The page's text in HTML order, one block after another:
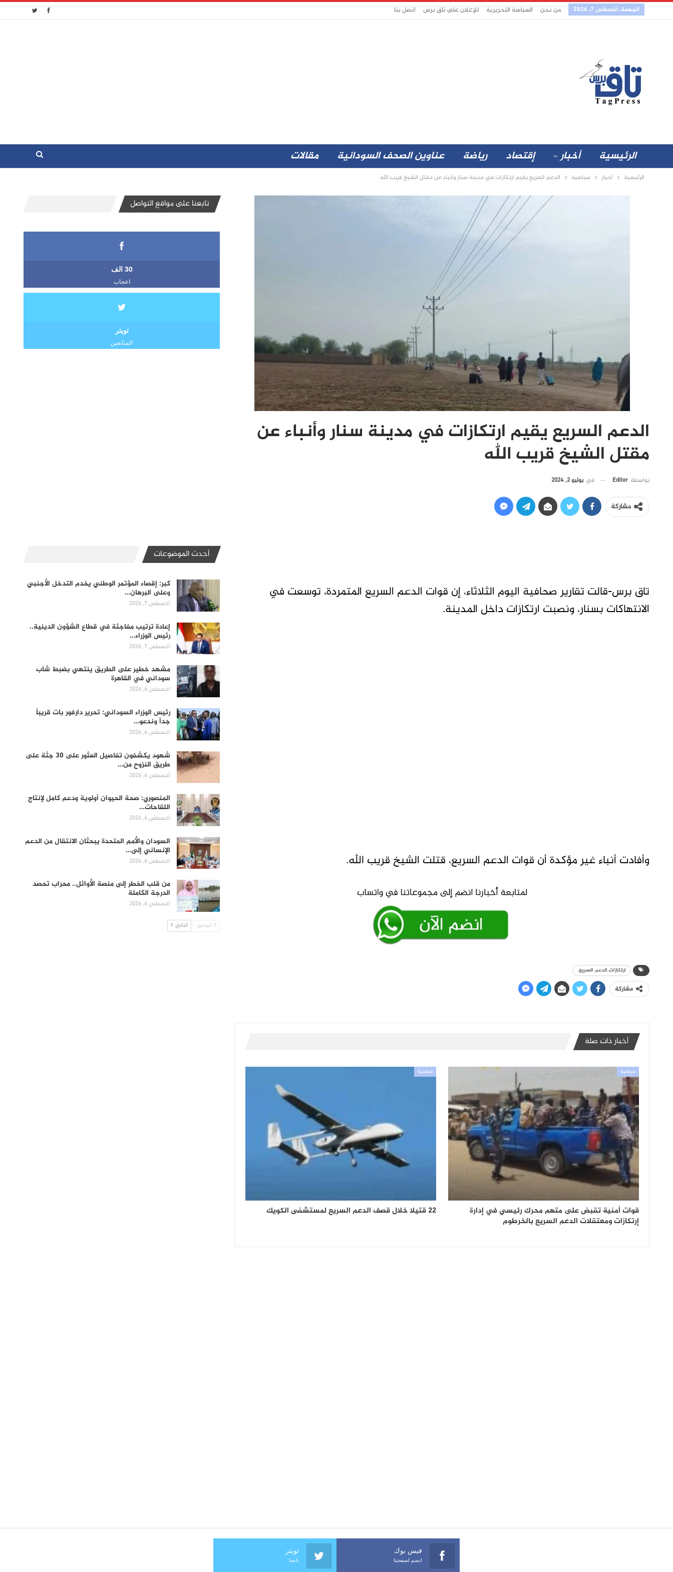
الجمعة, أغسطس 7, 2026 من نحن السياسة التحريرية للإعلان على تاق برس اتصل بنا
الرئيسية أخبار إقتصاد رياضة عناوين الصحف السودانية مقالات
الرئيسية أخبار سياسية الدعم السريع يقيم ارتكازات في مدينة سنار وأنباء عن مقتل الشيخ قريب الله
الدعم السريع يقيم ارتكازات في مدينة سنار وأنباء عن
مقتل الشيخ قريب الله
بواسطة Editor في يوليو 2, 2024
مشاركة
تاق برس-قالت تقارير صحافية اليوم الثلاثاء، إن قوات الدعم السريع المتمردة، توسعت في
الانتهاكات بسنار، ونصبت ارتكازات داخل المدينة.
وأفادت أنباء غير مؤكدة أن قوات الدعم السريع، قتلت الشيخ قريب الله.
ارتكازات.الدعم السريع.
مشاركة
أخبار ذات صلة
سياسية
قوات أمنية تقبض على متهم محرك رئيسي في إدارة
إرتكازات ومعتقلات الدعم السريع بالخرطوم
سياسية
22 قتيلا خلال قصف الدعم السريع لمستشفى الكويك
تابعنا على مواقع التواصل
30 الف
اعجاب
تويتر
المتابعين
أحدث الموضوعات
كبر: إقصاء المؤتمر الوطني يخدم التدخل الأجنبي
وعلى البرهان…
أغسطس 7, 2026
إعادة ترتيب مفاجئة في قطاع الشؤون الدينية..
رئيس الوزراء…
أغسطس 7, 2026
مشهد خطير على الطريق ينتهي بضبط شاب
سوداني في القاهرة
أغسطس 6, 2026
رئيس الوزراء السوداني: تحرير دارفور بات قريباً
جداً وندعو…
أغسطس 6, 2026
شهود يكشفون تفاصيل العثور على 30 جثة على
طريق النزوح من…
أغسطس 6, 2026
المنصوري: صحة الحيوان أولوية ودعم كامل لإنتاج
اللقاحات…
أغسطس 6, 2026
السودان والأمم المتحدة يبحثان الانتقال من الدعم
الإنساني إلى…
أغسطس 6, 2026
من قلب الخطر إلى منصة الأوائل.. محراب تحصد
الدرجة الكاملة
أغسطس 6, 2026
السابق التالي
فيس بوك
انضم لصفحتنا
تويتر
تابعنا